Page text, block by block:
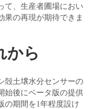
て、生産者圃場におい
果の再現が期待できま
から
殻土壌水分センサーの
始後にベータ版の提供
の期間を1年程度設け